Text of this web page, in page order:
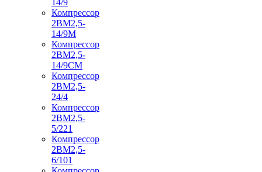
Компрессор
2ВМ2,5-
14/9М
Компрессор
2ВМ2,5-
14/9СМ
Компрессор
2ВМ2,5-
24/4
Компрессор
2ВМ2,5-
5/221
Компрессор
2ВМ2,5-
6/101